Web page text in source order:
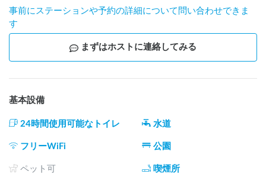
・禁煙（施設外に喫煙所あり）
・ペット不可
・焚火可能
・ガスコンロ使用可能
※詳細は公式サイトをご覧ください。
https://enanoki.com/base/userguide.html
■ロードサイド
・チェックアウトは利用票を返却するのみです。
・施設内の駐車場での宿泊となります。
事前にステーションや予約の詳細について問い合わせできま
す
まずはホストに連絡してみる
基本設備
24時間使用可能なトイレ 水道
フリーWiFi 公園
ペット可 喫煙所